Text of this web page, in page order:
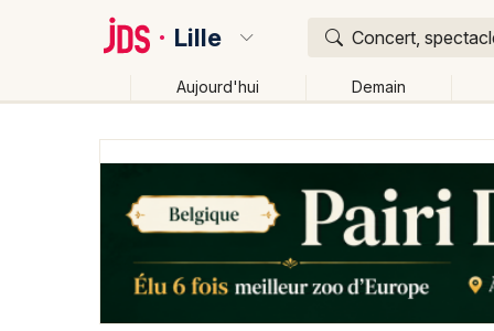
Lille Concert,
Aujourd'hui Demain
Où ?
Nord (59)
Changer de lieu